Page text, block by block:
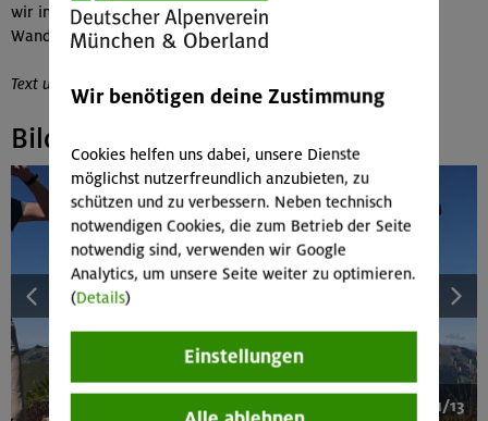
wir in München waren. Ein langer, aber super schöner
Wandertag.
Text und Bilder: Hedwig Hertle
Bildergalerie
1/13
Wir benötigen deine Zustimmung
Cookies helfen uns dabei, unsere Dienste
möglichst nutzerfreundlich anzubieten, zu
schützen und zu verbessern. Neben technisch
notwendigen Cookies, die zum Betrieb der Seite
notwendig sind, verwenden wir Google
Analytics, um unsere Seite weiter zu optimieren.
(Details)
Einstellungen